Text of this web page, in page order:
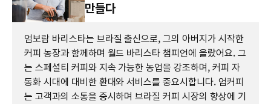
만들다
엄보람 바리스타는 브라질 출신으로, 그의 아버지가 시작한
커피 농장과 함께하며 월드 바리스타 챔피언에 올랐어요. 그
는 스페셜티 커피와 지속 가능한 농업을 강조하며, 커피 자
동화 시대에 대비한 환대와 서비스를 중요시합니다. 엄커피
는 고객과의 소통을 중시하며 브라질 커피 시장의 향상에 기